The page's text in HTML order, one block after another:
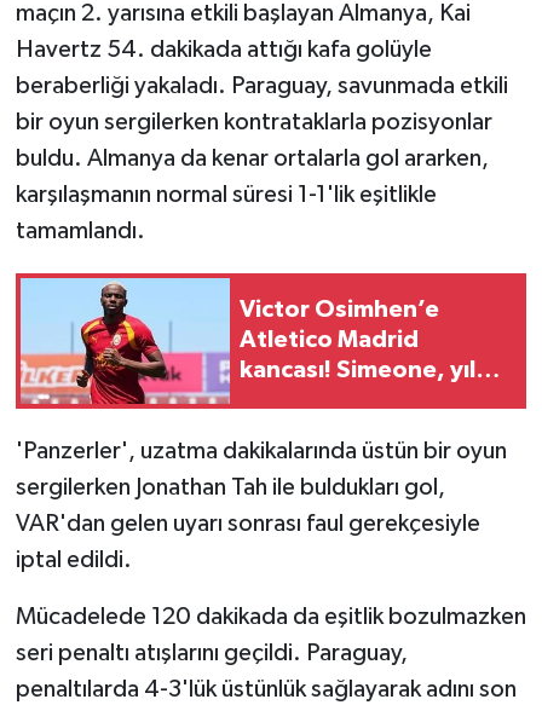
maçın 2. yarısına etkili başlayan Almanya, Kai
Havertz 54. dakikada attığı kafa golüyle
beraberliği yakaladı. Paraguay, savunmada etkili
bir oyun sergilerken kontrataklarla pozisyonlar
buldu. Almanya da kenar ortalarla gol ararken,
karşılaşmanın normal süresi 1-1'lik eşitlikle
tamamlandı.
Victor Osimhen’e
Atletico Madrid
kancası! Simeone, yıldız
'Panzerler', uzatma dakikalarında üstün bir oyun
sergilerken Jonathan Tah ile buldukları gol,
VAR'dan gelen uyarı sonrası faul gerekçesiyle
iptal edildi.
Mücadelede 120 dakikada da eşitlik bozulmazken
seri penaltı atışlarını geçildi. Paraguay,
penaltılarda 4-3'lük üstünlük sağlayarak adını son